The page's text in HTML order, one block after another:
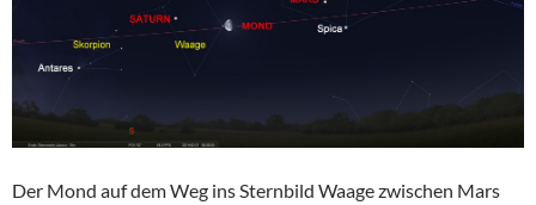
Der Mond auf dem Weg ins Sternbild Waage zwischen Mars